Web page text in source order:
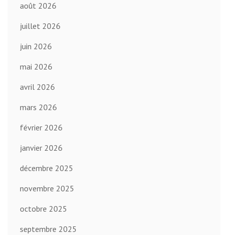
août 2026
juillet 2026
juin 2026
mai 2026
avril 2026
mars 2026
février 2026
janvier 2026
décembre 2025
novembre 2025
octobre 2025
septembre 2025